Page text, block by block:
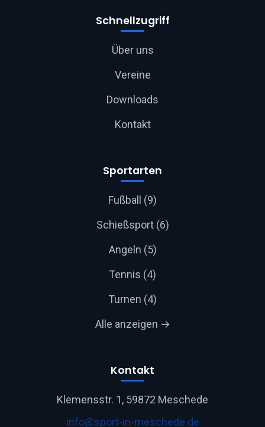
Schnellzugriff
Über uns
Vereine
Downloads
Kontakt
Sportarten
Fußball (9)
Schießsport (6)
Angeln (5)
Tennis (4)
Turnen (4)
Alle anzeigen →
Kontakt
Klemensstr. 1, 59872 Meschede
info@sport-in-meschede.de